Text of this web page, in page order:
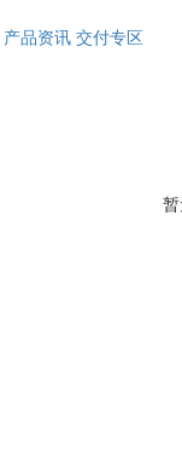
产品资讯 交付专区